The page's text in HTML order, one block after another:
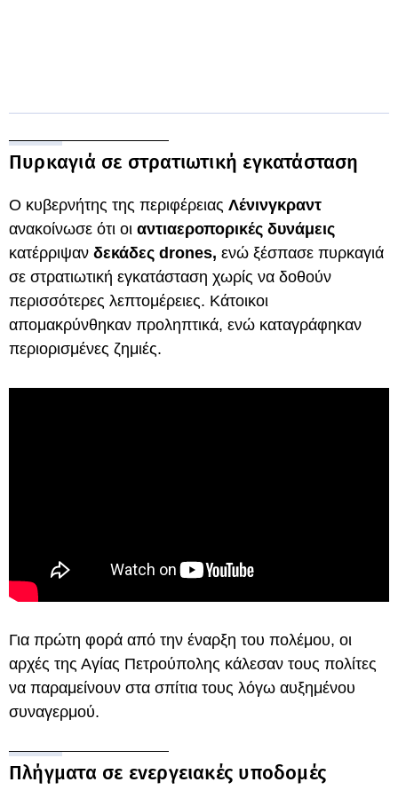
Πυρκαγιά σε στρατιωτική εγκατάσταση
Ο κυβερνήτης της περιφέρειας Λένινγκραντ
ανακοίνωσε ότι οι αντιαεροπορικές δυνάμεις
κατέρριψαν δεκάδες drones, ενώ ξέσπασε πυρκαγιά
σε στρατιωτική εγκατάσταση χωρίς να δοθούν
περισσότερες λεπτομέρειες. Κάτοικοι
απομακρύνθηκαν προληπτικά, ενώ καταγράφηκαν
περιορισμένες ζημιές.
Για πρώτη φορά από την έναρξη του πολέμου, οι
αρχές της Αγίας Πετρούπολης κάλεσαν τους πολίτες
να παραμείνουν στα σπίτια τους λόγω αυξημένου
συναγερμού.
Πλήγματα σε ενεργειακές υποδομές